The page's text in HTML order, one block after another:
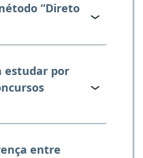
“Direto
estudar por
entre